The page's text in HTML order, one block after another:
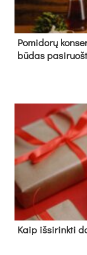
Pomidorų
būdas
Kaip išsirinkti